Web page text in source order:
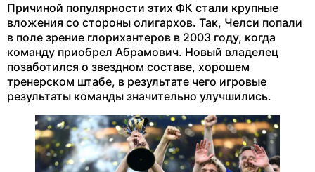
Причиной популярности этих ФК стали крупные
вложения со стороны олигархов. Так, Челси попали
в поле зрение глорихантеров в 2003 году, когда
команду приобрел Абрамович. Новый владелец
позаботился о звездном составе, хорошем
тренерском штабе, в результате чего игровые
результаты команды значительно улучшились.